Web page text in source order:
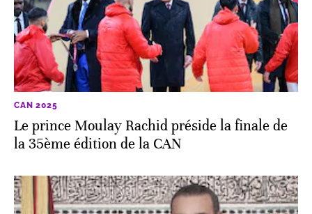
CAN 2025
Le prince Moulay Rachid préside la finale de
la 35ème édition de la CAN